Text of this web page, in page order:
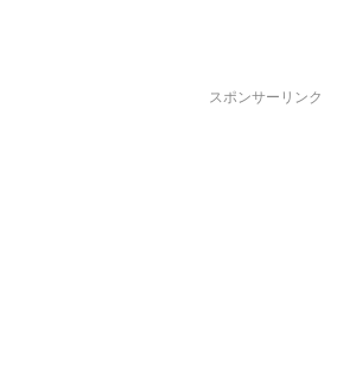
スポンサーリンク